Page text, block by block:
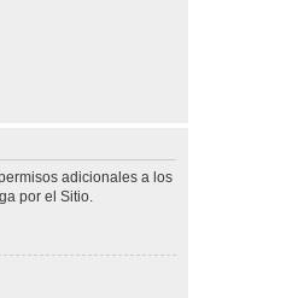
adicionales a los
por el Sitio.